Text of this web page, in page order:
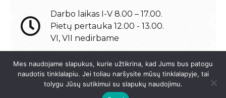
Darbo laikas I-V 8.00 – 17.00.
Pietų pertauka 12.00 - 13.00.
VI, VII nedirbame
© 2021 UAB "REIMPEX KAUNAS"
Jauna reklama
Mes naudojame slapukus, kurie užtikrina, kad Jums bus patogu
naudotis tinklalapiu. Jei toliau naršysite mūsų tinklalapyje, tai
tolygu Jūsų sutikimui su slapukų naudojimu.